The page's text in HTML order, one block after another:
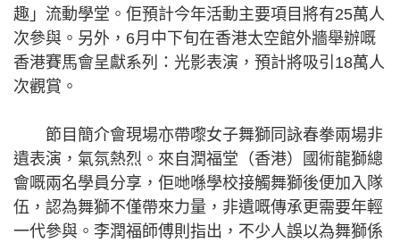
趣」流動學堂。佢預計今年活動主要項目將有25萬人
次參與。另外，6月中下旬在香港太空館外牆舉辦嘅
香港賽馬會呈獻系列：光影表演，預計將吸引18萬人
次觀賞。
節目簡介會現場亦帶嚟女子舞獅同詠春拳兩場非
遺表演，氣氛熱烈。來自潤福堂（香港）國術龍獅總
會嘅兩名學員分享，佢哋喺學校接觸舞獅後便加入隊
伍，認為舞獅不僅帶來力量，非遺嘅傳承更需要年輕
一代參與。李潤福師傅則指出，不少人誤以為舞獅係